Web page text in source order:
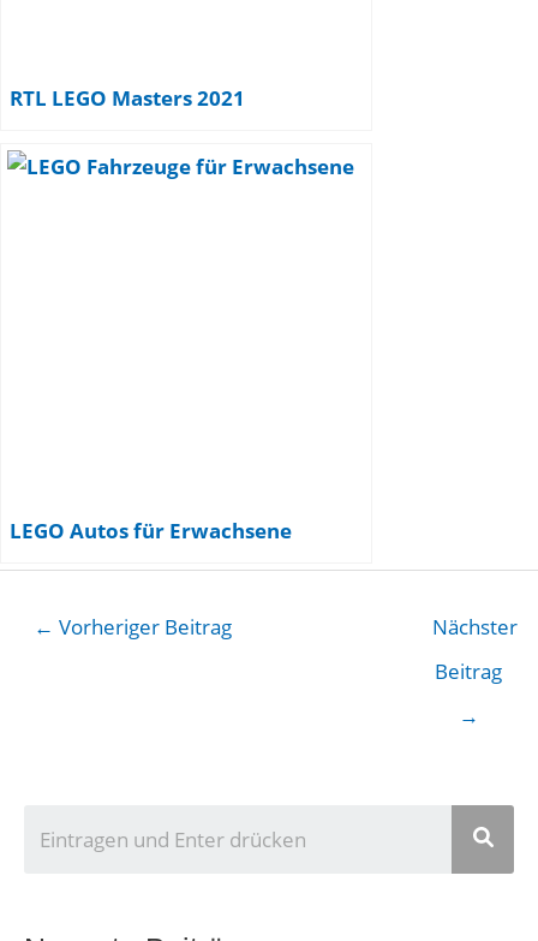
RTL LEGO Masters 2021
LEGO Autos für Erwachsene
← Vorheriger Beitrag
Nächster
Beitrag
→